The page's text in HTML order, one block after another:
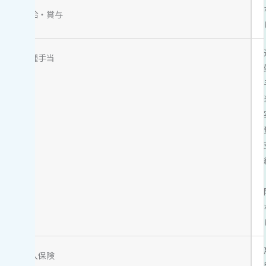
昇給・賞与
各種手当
加入保険